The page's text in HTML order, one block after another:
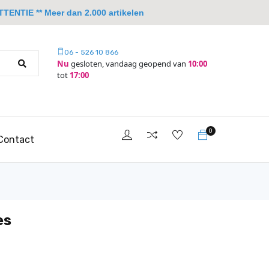
06 - 526 10 866
Nu gesloten, vandaag geopend van 10:00
tot 17:00
0
** Meer dan 2.000 artikelen